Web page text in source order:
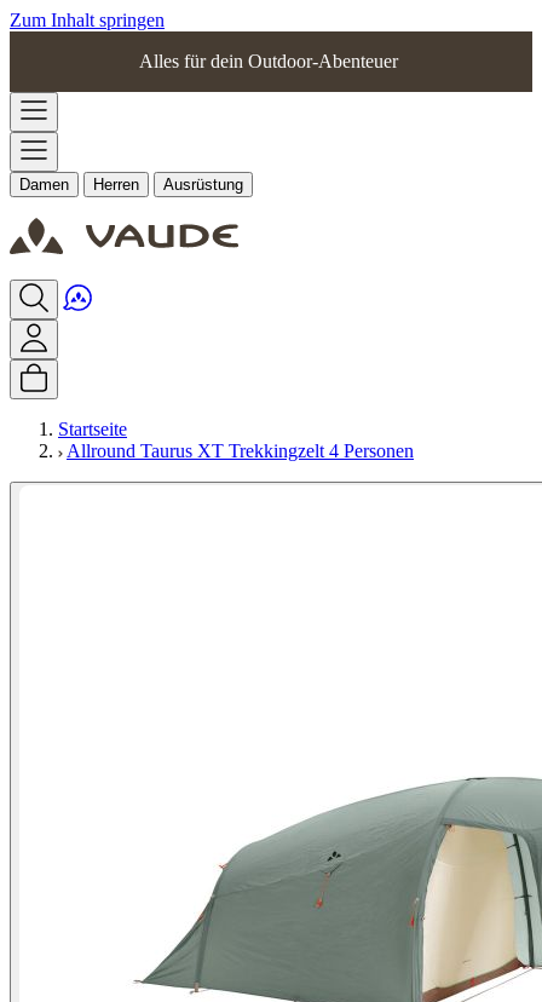
Zum Inhalt springen
Alles für dein Outdoor-Abenteuer
Damen Herren Ausrüstung
Startseite
Allround Taurus XT Trekkingzelt 4 Personen